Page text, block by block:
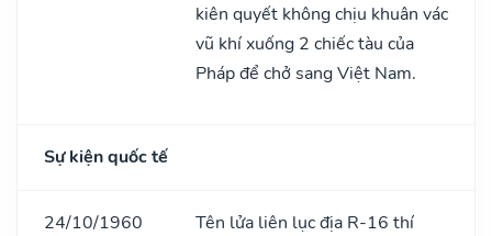
kiên quyết không chịu khuân vác
vũ khí xuống 2 chiếc tàu của
Pháp để chở sang Việt Nam.
Sự kiện quốc tế
24/10/1960
Tên lửa liên lục địa R-16 thí